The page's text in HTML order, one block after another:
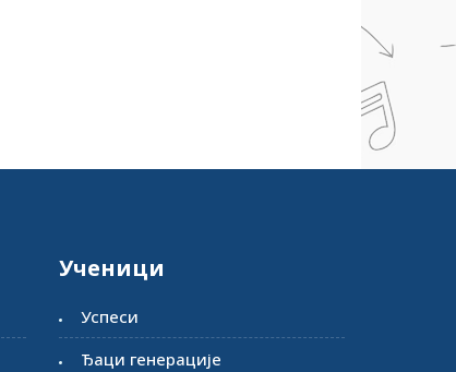
Ученици
Успеси
Ђаци генерације